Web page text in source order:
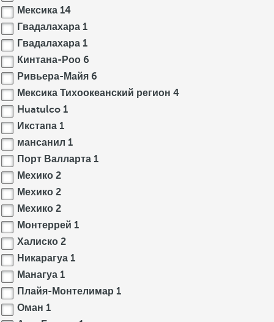
Мексика 14
Гвадалахара 1
Гвадалахара 1
Кинтана-Роо 6
Ривьера-Майя 6
Мексика Тихоокеанский регион 4
Huatulco 1
Икстапа 1
мансанил 1
Порт Валларта 1
Мехико 2
Мехико 2
Мехико 2
Монтеррей 1
Халиско 2
Никарагуа 1
Манагуа 1
Плайя-Монтелимар 1
Оман 1